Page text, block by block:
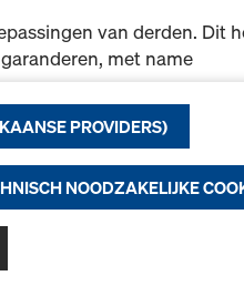
van derden. Dit
met name
te verbeteren
mogelijk te maken
te plaatsen op bepaalde
PROVIDERS)
NOODZAKELIJKE